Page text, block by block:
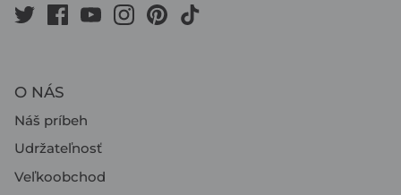
O NÁS
Náš príbeh
Udržateľnosť
Veľkoobchod